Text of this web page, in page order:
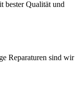
bester Qualität und
Reparaturen sind wir